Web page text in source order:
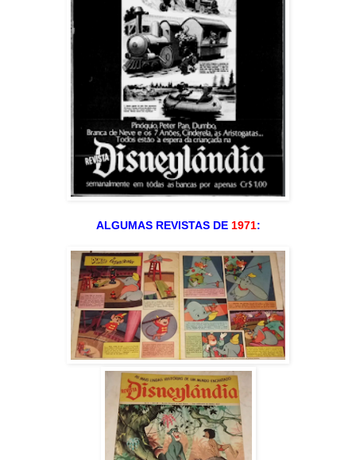
ALGUMAS REVISTAS DE 1971: